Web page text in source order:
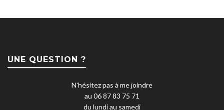
UNE QUESTION ?
N'hésitez pas à me joindre
au 06 87 83 75 71
du lundi au samedi